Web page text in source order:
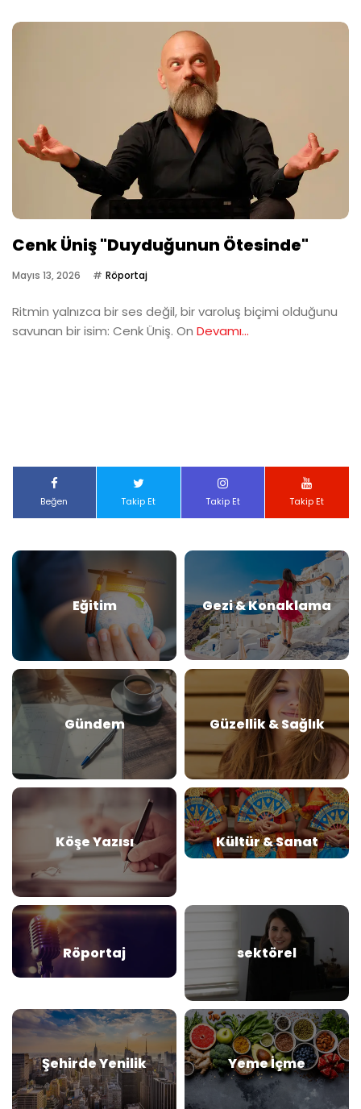
Cenk Üniş "Duyduğunun Ötesinde"
Mayıs 13, 2026 Röportaj
Ritmin yalnızca bir ses değil, bir varoluş biçimi olduğunu
savunan bir isim: Cenk Üniş. On Devamı...
Beğen Takip Et Takip Et Takip Et
Eğitim Gezi & Konaklama
Gündem Güzellik & Sağlık
Köşe Yazısı Kültür & Sanat
Röportaj sektörel
Şehirde Yenilik Yeme İçme